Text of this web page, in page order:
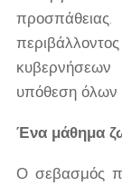
υπόθεση όλων
Ένα μάθημα
Ο σεβασμός